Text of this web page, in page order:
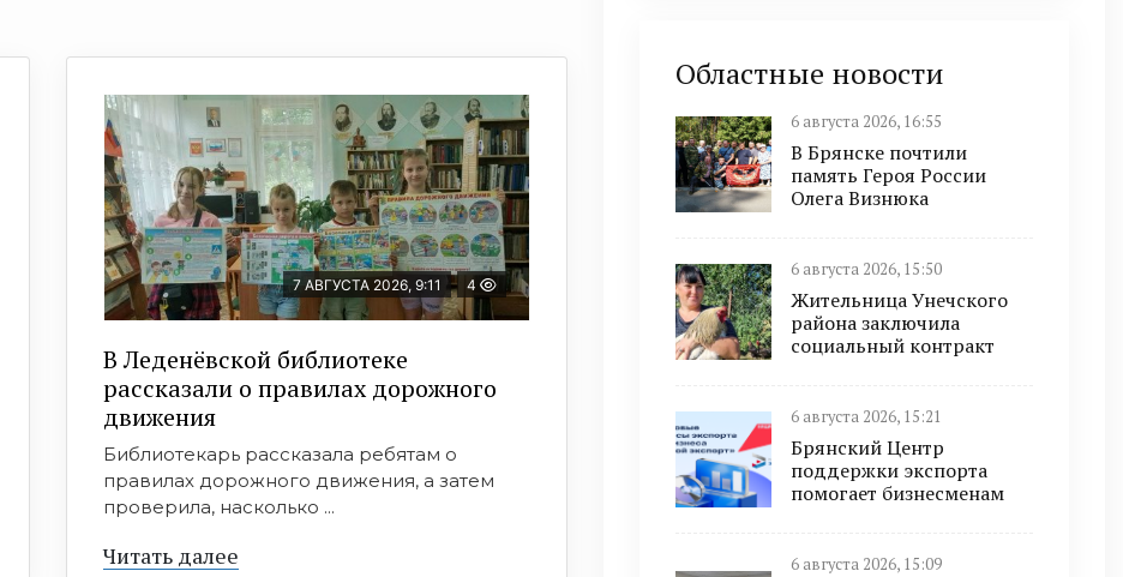
7 АВГУСТА 2026, 9:11 4
В Леденёвской библиотеке
рассказали о правилах дорожного
движения
Библиотекарь рассказала ребятам о
правилах дорожного движения, а затем
проверила, насколько ...
Читать далее
Областные новости
6 августа 2026, 16:55
В Брянске почтили
память Героя России
Олега Визнюка
6 августа 2026, 15:50
Жительница Унечского
района заключила
социальный контракт
6 августа 2026, 15:21
Брянский Центр
поддержки экспорта
помогает бизнесменам
6 августа 2026, 15:09